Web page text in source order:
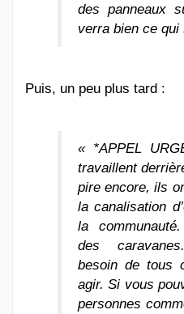
des panneaux
verra bien ce qui
Puis, un peu plus tard :
« *APPEL
travaillent
pire encore, ils
la canalisation
la
des
besoin de tous
agir. Si vous
personnes